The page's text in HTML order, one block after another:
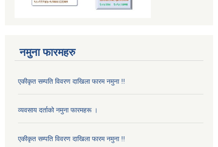
नमुना फारमहरु
एकीकृत सम्पति विवरण दाखिला फारम नमुना !!
व्यवसाय दर्ताको नमुना फारमहरू ।
एकीकृत सम्पति विवरण दाखिला फारम नमुना !!